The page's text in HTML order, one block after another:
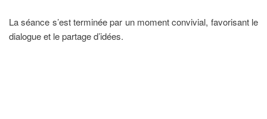
La séance s’est terminée par un moment convivial, favorisant le
dialogue et le partage d’idées.